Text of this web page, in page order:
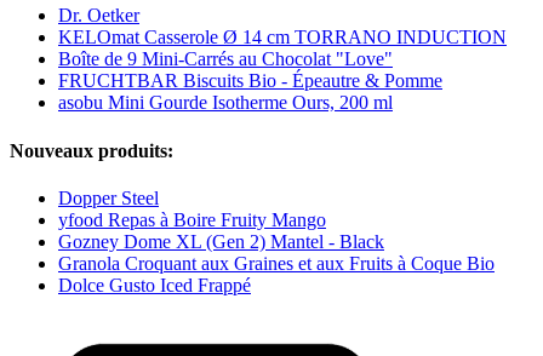
Dr. Oetker
KELOmat Casserole Ø 14 cm TORRANO INDUCTION
Boîte de 9 Mini-Carrés au Chocolat "Love"
FRUCHTBAR Biscuits Bio - Épeautre & Pomme
asobu Mini Gourde Isotherme Ours, 200 ml
Nouveaux produits:
Dopper Steel
yfood Repas à Boire Fruity Mango
Gozney Dome XL (Gen 2) Mantel - Black
Granola Croquant aux Graines et aux Fruits à Coque Bio
Dolce Gusto Iced Frappé